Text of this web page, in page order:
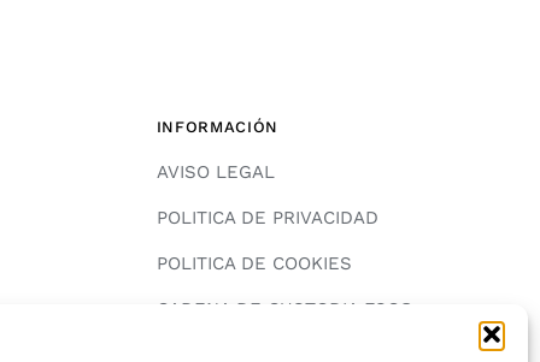
INFORMACIÓN
AVISO LEGAL
POLITICA DE PRIVACIDAD
POLITICA DE COOKIES
CADENA DE CUSTODIA FSC®